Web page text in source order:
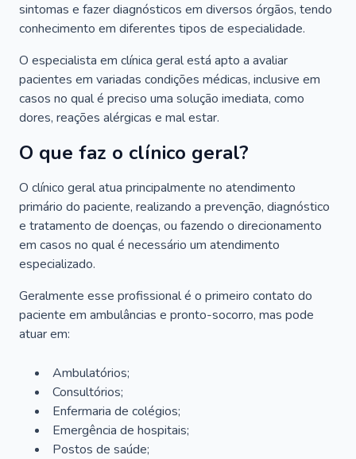
sintomas e fazer diagnósticos em diversos órgãos, tendo
conhecimento em diferentes tipos de especialidade.
O especialista em clínica geral está apto a avaliar
pacientes em variadas condições médicas, inclusive em
casos no qual é preciso uma solução imediata, como
dores, reações alérgicas e mal estar.
O que faz o clínico geral?
O clínico geral atua principalmente no atendimento
primário do paciente, realizando a prevenção, diagnóstico
e tratamento de doenças, ou fazendo o direcionamento
em casos no qual é necessário um atendimento
especializado.
Geralmente esse profissional é o primeiro contato do
paciente em ambulâncias e pronto-socorro, mas pode
atuar em:
Ambulatórios;
Consultórios;
Enfermaria de colégios;
Emergência de hospitais;
Postos de saúde;